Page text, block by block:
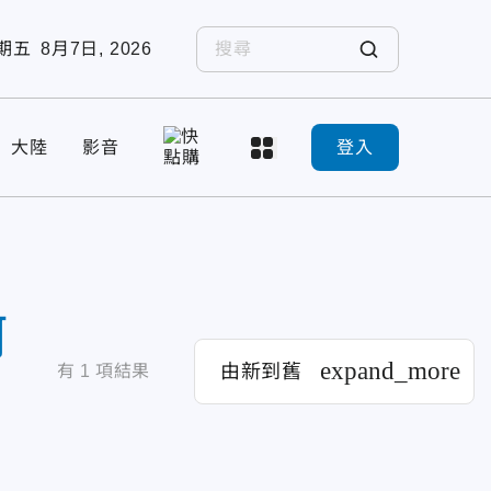
五 8月7日, 2026
大陸 影音 登入
有 1 項結果 由新到舊 expand_more